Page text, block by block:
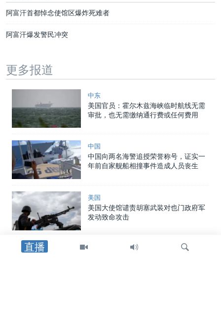
直播
阿富汗首都悼念使馆区爆炸死难者
阿富汗爆发警民冲突
更多报道
中东
美国官员：霍尔木兹海峡临时航线无需
审批，也无需缴纳通行费或任何费用
中国
中国向两名海警追授荣誉称号，证实一
年前自家舰船相撞事件造成人员丧生
美国
美国大使馆谴责胡塞武装对也门政府军
发动致命攻击